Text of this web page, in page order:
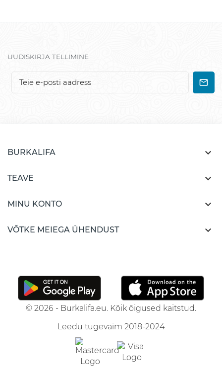
UUDISKIRJA TELLIMINE
BURKALIFA 
TEAVE 
MINU KONTO 
VÕTKE MEIEGA ÜHENDUST 
© 2026 - Burkalifa.eu. Kõik õigused kaitstud.
Leedu tugevaim 2018-2024